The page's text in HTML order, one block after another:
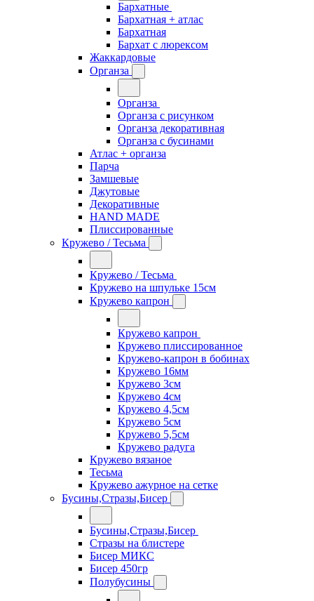
Бархатные
Бархатная + атлас
Бархатная
Бархат с люрексом
Жаккардовые
Органза
Органза
Органза с рисунком
Органза декоративная
Органза с бусинами
Атлас + органза
Парча
Замшевые
Джутовые
Декоративные
HAND MADE
Плиссированные
Кружево / Тесьма
Кружево / Тесьма
Кружево на шпульке 15см
Кружево капрон
Кружево капрон
Кружево плиссированное
Кружево-капрон в бобинах
Кружево 16мм
Кружево 3см
Кружево 4см
Кружево 4,5см
Кружево 5см
Кружево 5,5см
Кружево радуга
Кружево вязаное
Тесьма
Кружево ажурное на сетке
Бусины,Стразы,Бисер
Бусины,Стразы,Бисер
Стразы на блистере
Бисер МИКС
Бисер 450гр
Полубусины